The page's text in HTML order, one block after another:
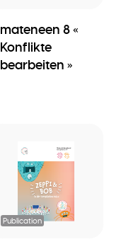
mateneen 8 «
Konflikte
bearbeiten »
Publication